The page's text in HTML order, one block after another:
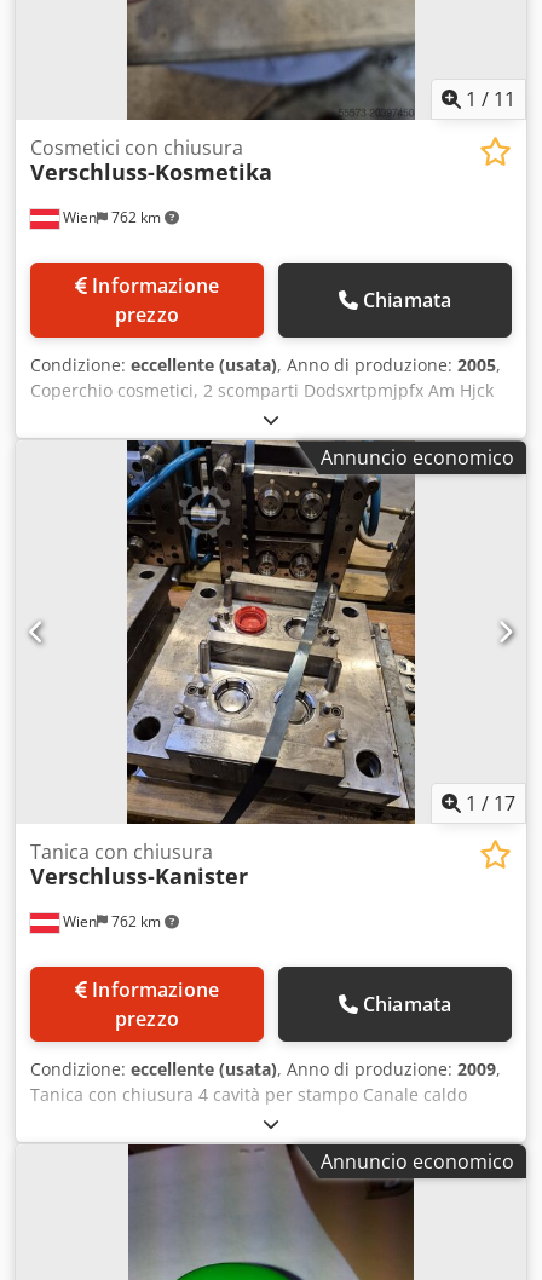
1 / 11
Wien 762 km
Cosmetici con chiusura
Verschluss-Kosmetika
prezzo
Chiamata
Condizione: eccellente (usata), Anno di produzione: 2005,
Coperchio cosmetici, 2 scomparti Dodsxrtpmjpfx Am Hjck
Annuncio economico
1 / 17
Wien 762 km
Tanica con chiusura
Verschluss-Kanister
prezzo
Chiamata
Condizione: eccellente (usata), Anno di produzione: 2009,
Tanica con chiusura 4 cavità per stampo Canale caldo
Djdpfxexrtmxe Am Hsck Due stampi disponibili
Annuncio economico